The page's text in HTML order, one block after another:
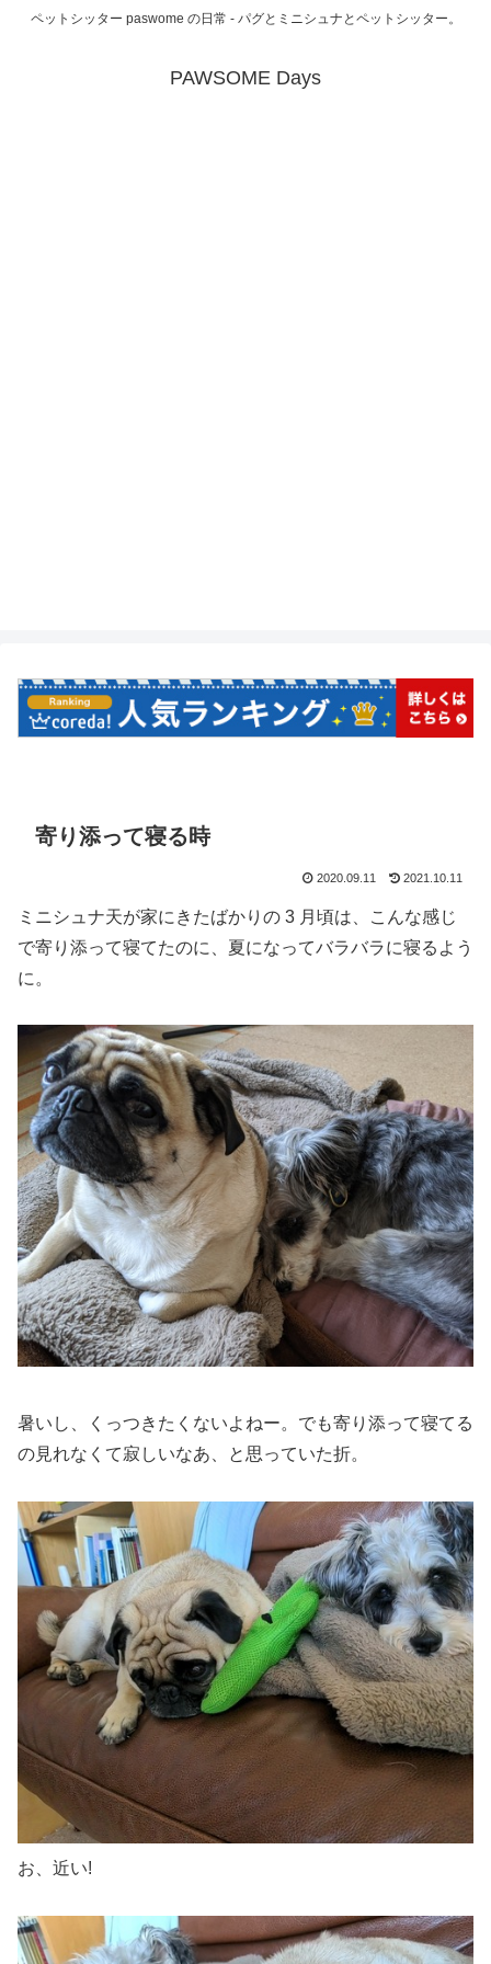
ペットシッター paswome の日常 - パグとミニシュナとペットシッター。
PAWSOME Days
寄り添って寝る時
2020.09.11 2021.10.11
ミニシュナ天が家にきたばかりの 3 月頃は、こんな感じ
で寄り添って寝てたのに、夏になってバラバラに寝るよう
に。
暑いし、くっつきたくないよねー。でも寄り添って寝てる
の見れなくて寂しいなあ、と思っていた折。
お、近い!